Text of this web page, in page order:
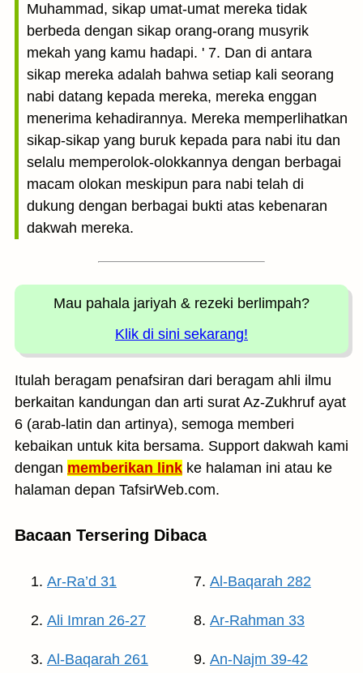
Muhammad, sikap umat-umat mereka tidak
berbeda dengan sikap orang-orang musyrik
mekah yang kamu hadapi. ' 7. Dan di antara
sikap mereka adalah bahwa setiap kali seorang
nabi datang kepada mereka, mereka enggan
menerima kehadirannya. Mereka memperlihatkan
sikap-sikap yang buruk kepada para nabi itu dan
selalu memperolok-olokkannya dengan berbagai
macam olokan meskipun para nabi telah di
dukung dengan berbagai bukti atas kebenaran
dakwah mereka.
Mau pahala jariyah & rezeki berlimpah?
Klik di sini sekarang!
Itulah beragam penafsiran dari beragam ahli ilmu
berkaitan kandungan dan arti surat Az-Zukhruf ayat
6 (arab-latin dan artinya), semoga memberi
kebaikan untuk kita bersama. Support dakwah kami
dengan memberikan link ke halaman ini atau ke
halaman depan TafsirWeb.com.
Bacaan Tersering Dibaca
Ar-Ra’d 31
Ali Imran 26-27
Al-Baqarah 261
Al-Baqarah 282
Ar-Rahman 33
An-Najm 39-42